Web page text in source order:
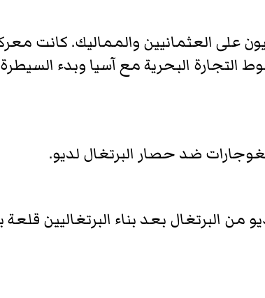
على العثمانيين والمماليك. كانت
البحرية مع آسيا وبدء السيطرة
ضد حصار البرتغال لديو.
البرتغال بعد بناء البرتغاليين قلعة بها